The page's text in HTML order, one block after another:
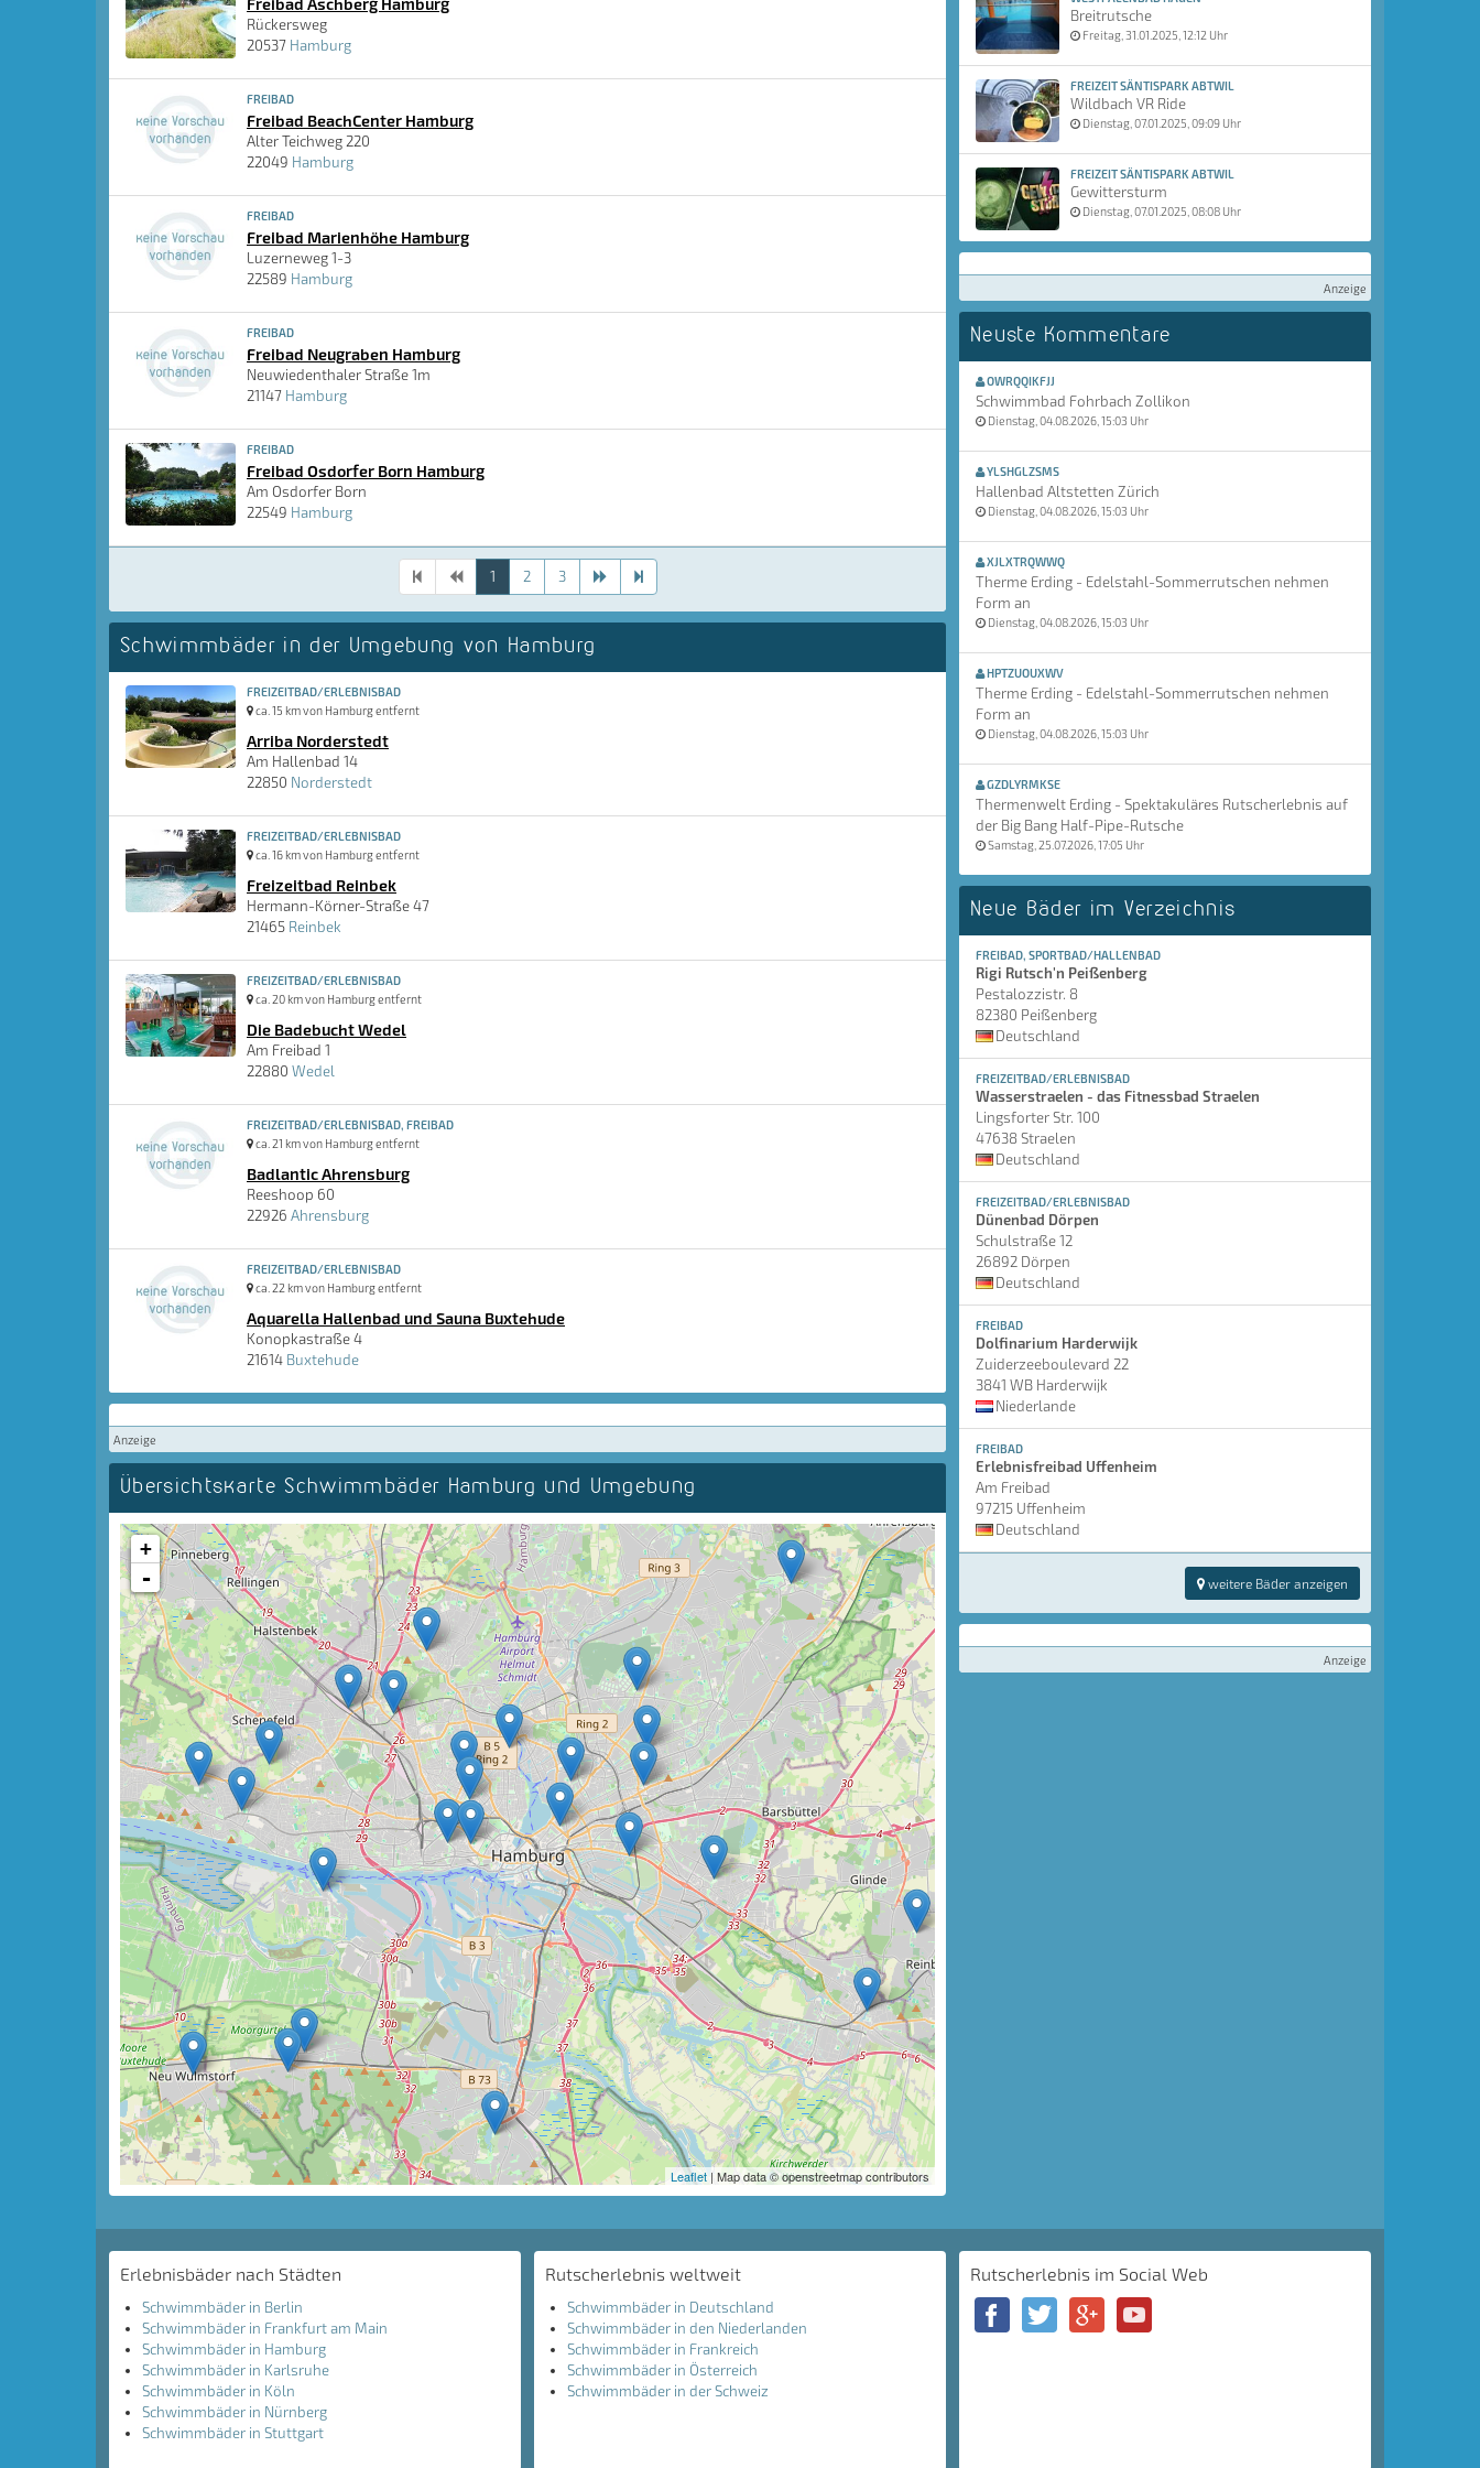
Rückersweg
20537 Hamburg
FREIBAD
Freibad BeachCenter Hamburg
Alter Teichweg 220
22049 Hamburg
FREIBAD
Freibad Marienhöhe Hamburg
Luzerneweg 1-3
22589 Hamburg
FREIBAD
Freibad Neugraben Hamburg
Neuwiedenthaler Straße 1m
21147 Hamburg
FREIBAD
Freibad Osdorfer Born Hamburg
Am Osdorfer Born
22549 Hamburg
1 2 3
Schwimmbäder in der Umgebung von Hamburg
FREIZEITBAD/ERLEBNISBAD
ca. 15 km von Hamburg entfernt
Arriba Norderstedt
Am Hallenbad 14
22850 Norderstedt
FREIZEITBAD/ERLEBNISBAD
ca. 16 km von Hamburg entfernt
Freizeitbad Reinbek
Hermann-Körner-Straße 47
21465 Reinbek
FREIZEITBAD/ERLEBNISBAD
ca. 20 km von Hamburg entfernt
Die Badebucht Wedel
Am Freibad 1
22880 Wedel
FREIZEITBAD/ERLEBNISBAD, FREIBAD
ca. 21 km von Hamburg entfernt
Badlantic Ahrensburg
Reeshoop 60
22926 Ahrensburg
FREIZEITBAD/ERLEBNISBAD
ca. 22 km von Hamburg entfernt
Aquarella Hallenbad und Sauna Buxtehude
Konopkastraße 4
21614 Buxtehude
Anzeige
Übersichtskarte Schwimmbäder Hamburg und Umgebung
+
-
Leaflet | Map data © openstreetmap contributors
Breitrutsche
Freitag, 31.01.2025, 12:12 Uhr
FREIZEIT SÄNTISPARK ABTWIL
Wildbach VR Ride
Dienstag, 07.01.2025, 09:09 Uhr
FREIZEIT SÄNTISPARK ABTWIL
Gewittersturm
Dienstag, 07.01.2025, 08:08 Uhr
Anzeige
Neuste Kommentare
OWRQQIKFJJ
Schwimmbad Fohrbach Zollikon
Dienstag, 04.08.2026, 15:03 Uhr
YLSHGLZSMS
Hallenbad Altstetten Zürich
Dienstag, 04.08.2026, 15:03 Uhr
XJLXTRQWWQ
Therme Erding - Edelstahl-Sommerrutschen nehmen
Form an
Dienstag, 04.08.2026, 15:03 Uhr
HPTZUOUXWV
Therme Erding - Edelstahl-Sommerrutschen nehmen
Form an
Dienstag, 04.08.2026, 15:03 Uhr
GZDLYRMKSE
Thermenwelt Erding - Spektakuläres Rutscherlebnis auf
der Big Bang Half-Pipe-Rutsche
Samstag, 25.07.2026, 17:05 Uhr
Neue Bäder im Verzeichnis
FREIBAD, SPORTBAD/HALLENBAD
Rigi Rutsch'n Peißenberg
Pestalozzistr. 8
82380 Peißenberg
Deutschland
FREIZEITBAD/ERLEBNISBAD
Wasserstraelen - das Fitnessbad Straelen
Lingsforter Str. 100
47638 Straelen
Deutschland
FREIZEITBAD/ERLEBNISBAD
Dünenbad Dörpen
Schulstraße 12
26892 Dörpen
Deutschland
FREIBAD
Dolfinarium Harderwijk
Zuiderzeeboulevard 22
3841 WB Harderwijk
Niederlande
FREIBAD
Erlebnisfreibad Uffenheim
Am Freibad
97215 Uffenheim
Deutschland
weitere Bäder anzeigen
Anzeige
Erlebnisbäder nach Städten
Schwimmbäder in Berlin
Schwimmbäder in Frankfurt am Main
Schwimmbäder in Hamburg
Schwimmbäder in Karlsruhe
Schwimmbäder in Köln
Schwimmbäder in Nürnberg
Schwimmbäder in Stuttgart
Rutscherlebnis weltweit
Schwimmbäder in Deutschland
Schwimmbäder in den Niederlanden
Schwimmbäder in Frankreich
Schwimmbäder in Österreich
Schwimmbäder in der Schweiz
Rutscherlebnis im Social Web